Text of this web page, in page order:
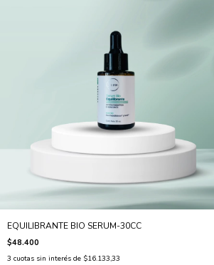
EQUILIBRANTE BIO SERUM-30CC
$48.400
3 cuotas sin interés de $16.133,33